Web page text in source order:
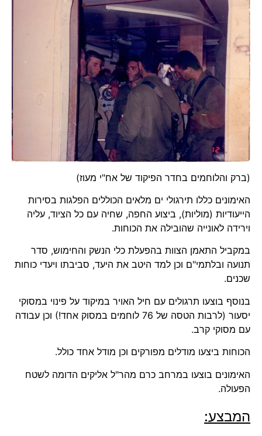
(ברק והלוחמים בחדר הפיקוד של אח"י מעוז)
האימונים כללו תירגולי ים מלאים הכוללים הפלגות בסירות
הייעודיות (מוליות), ביצוע החפה, שחיה עם כל הציוד, עליה
וירידה לאונייה שהובילה את הכוחות.
במקביל התאמן הצוות בהפעלת כלי הנשק והחימוש, סדר
תנועה ובלתמי"ם וכן למד היטב את היעד, סביבתו ויעדי כוחות
שכנים.
בנוסף בוצעו תרגולים עם חיל האויר במיקוד על פינוי במסוקי
יסעור (לרבות הטסה של 76 לוחמים במסוק אחד!) וכן עבודה
עם מסוקי קרב.
הכוחות ביצעו מודלים מפורקים וכן מודל אחד כולל.
האימונים בוצעו במרחב כרם מהר"ל אליקים הדומה לשטח
הפעולה.
המבצע: